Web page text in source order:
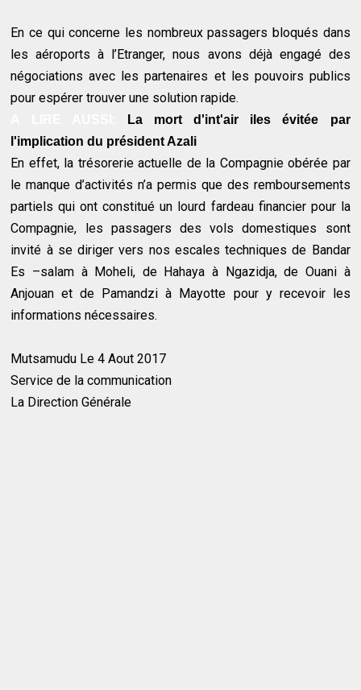
En ce qui concerne les nombreux passagers bloqués dans
les aéroports à l’Etranger, nous avons déjà engagé des
négociations avec les partenaires et les pouvoirs publics
pour espérer trouver une solution rapide.
La mort d'int'air iles évitée par
l'implication du président Azali
En effet, la trésorerie actuelle de la Compagnie obérée par
le manque d’activités n’a permis que des remboursements
partiels qui ont constitué un lourd fardeau financier pour la
Compagnie, les passagers des vols domestiques sont
invité à se diriger vers nos escales techniques de Bandar
Es –salam à Moheli, de Hahaya à Ngazidja, de Ouani à
Anjouan et de Pamandzi à Mayotte pour y recevoir les
informations nécessaires.
Mutsamudu Le 4 Aout 2017
Service de la communication
La Direction Générale